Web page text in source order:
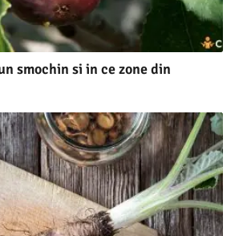
smochin si in ce zone din